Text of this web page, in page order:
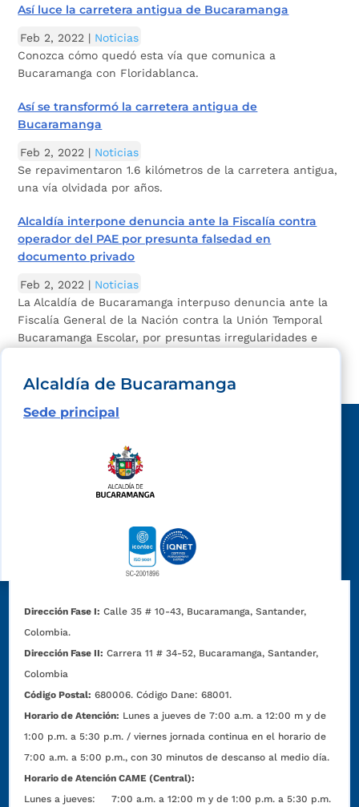
Así luce la carretera antigua de Bucaramanga
Feb 2, 2022 | Noticias
Conozca cómo quedó esta vía que comunica a
Bucaramanga con Floridablanca.
Así se transformó la carretera antigua de
Bucaramanga
Feb 2, 2022 | Noticias
Se repavimentaron 1.6 kilómetros de la carretera antigua,
una vía olvidada por años.
Alcaldía interpone denuncia ante la Fiscalía contra
operador del PAE por presunta falsedad en
documento privado
Feb 2, 2022 | Noticias
La Alcaldía de Bucaramanga interpuso denuncia ante la
Fiscalía General de la Nación contra la Unión Temporal
Bucaramanga Escolar, por presuntas irregularidades e
Alcaldía de Bucaramanga
Sede principal
Dirección Fase I: Calle 35 # 10-43, Bucaramanga, Santander,
Colombia.
Dirección Fase II: Carrera 11 # 34-52, Bucaramanga, Santander,
Colombia
Código Postal: 680006. Código Dane: 68001.
Horario de Atención: Lunes a jueves de 7:00 a.m. a 12:00 m y de
1:00 p.m. a 5:30 p.m. / viernes jornada continua en el horario de
7:00 a.m. a 5:00 p.m., con 30 minutos de descanso al medio día.
Horario de Atención CAME (Central):
Lunes a jueves: 7:00 a.m. a 12:00 m y de 1:00 p.m. a 5:30 p.m.